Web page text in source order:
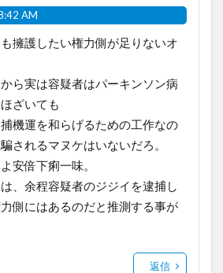
AM
擁護したい権力側が足りないオ
ら実は容疑者はパーキンソン病
ざいても
機運を和らげるための工作なの
されるマヌケはいないだろ。
安倍下痢一味。
、余程容疑者のジジイを逮捕し
側にはあるのだと推測する事が
返信